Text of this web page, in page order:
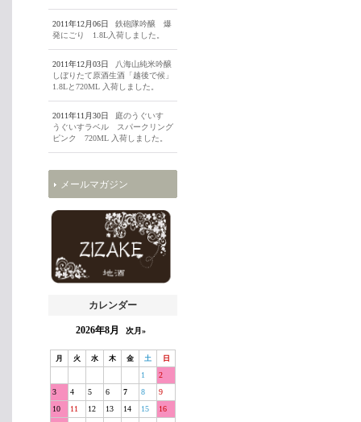
2011年12月06日
鉄砲隊吟醸 爆
発にごり 1.8L入荷しました。
2011年12月03日
八海山純米吟醸
しぼりたて原酒生酒「越後で候」
1.8Lと720ML 入荷しました。
2011年11月30日
庭のうぐいす
うぐいすラベル スパークリング
ピンク 720ML 入荷しました。
メールマガジン
カレンダー
2026年8月 次月»
月 火 水 木 金 土 日
1
2
3
4 5 6 7 8
9
10
11 12 13 14 15
16